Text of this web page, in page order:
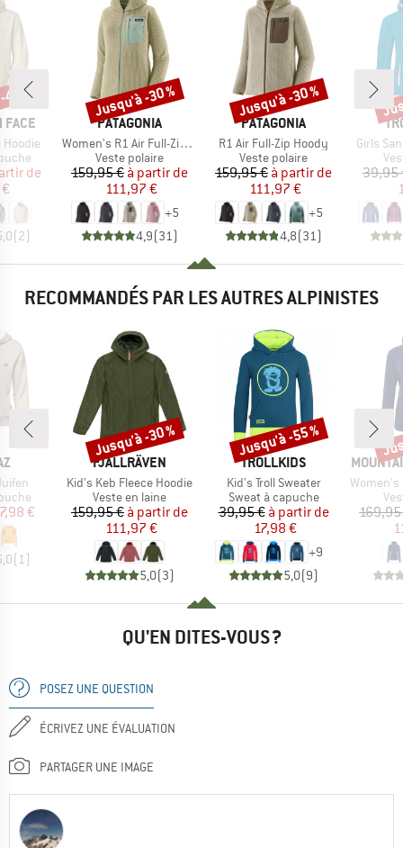
FACE
réduit
de
(2)
%
MARQUE
PATAGONIA
Article
Women's R1 Air Full-Zip Hoody
Product group
Veste polaire
Prix
159,95 € Prix réduit
à partir de
111,97 €
+5
4,9(31 )
Remise
Jusqu'à -30 %
MARQUE
PATAGONIA
Article
R1 Air Full-Zip Hoody
Product group
Veste polaire
Prix
159,95 € Prix réduit
à partir de
111,97 €
+5
4,8(31 )
Remise
Jusqu'à -30 %
Article
Girls
39,95
RECOMMANDÉS PAR LES AUTRES ALPINISTES
réduit
€
(1)
MARQUE
FJÄLLRÄVEN
Article
Kid's Keb Fleece Hoodie
Product group
Veste en laine
Prix
159,95 € Prix réduit
à partir de
111,97 €
5,0(3)
Remise
Jusqu'à -30 %
MARQUE
TROLLKIDS
Article
Kid's Troll Sweater
Product group
Sweat à capuche
Prix
39,95 € Prix réduit
à partir de
17,98 €
+9
5,0(9)
Remise
Jusqu'à -55 %
MARQUE
Article
Women's
QU'EN DITES-VOUS ?
POSEZ UNE QUESTION
ÉCRIVEZ UNE ÉVALUATION
PARTAGER UNE IMAGE